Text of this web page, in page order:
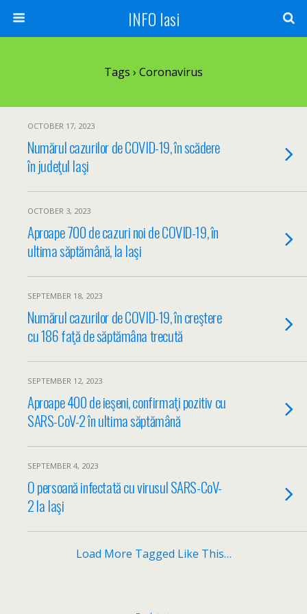
INFO Iasi
Tags › Coronavirus
OCTOBER 17, 2023
Numărul cazurilor de COVID-19, în scădere
în judeţul Iaşi
OCTOBER 3, 2023
Aproape 700 de cazuri noi de COVID-19, în
ultima săptămână, la Iaşi
SEPTEMBER 18, 2023
Numărul cazurilor de COVID-19, în creştere
cu 186 faţă de săptămâna trecută
SEPTEMBER 12, 2023
Aproape 400 de ieşeni, confirmaţi pozitiv cu
SARS-CoV-2 în ultima săptămână
SEPTEMBER 4, 2023
O persoană infectată cu virusul SARS-CoV-
2 la Iaşi
Load More Tagged Like This…